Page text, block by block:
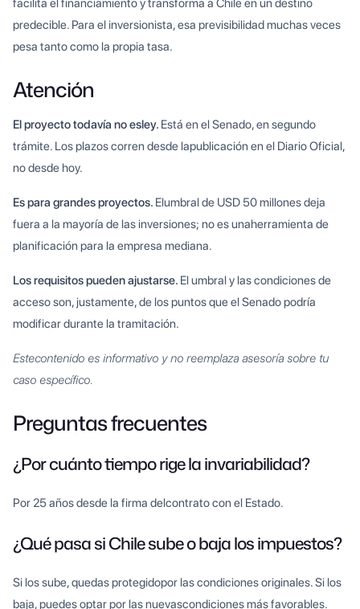
facilita el financiamiento y transforma a Chile en un destino
predecible. Para el inversionista, esa previsibilidad muchas veces
pesa tanto como la propia tasa.
Atención
El proyecto todavía no esley. Está en el Senado, en segundo
trámite. Los plazos corren desde lapublicación en el Diario Oficial,
no desde hoy.
Es para grandes proyectos. Elumbral de USD 50 millones deja
fuera a la mayoría de las inversiones; no es unaherramienta de
planificación para la empresa mediana.
Los requisitos pueden ajustarse. El umbral y las condiciones de
acceso son, justamente, de los puntos que el Senado podría
modificar durante la tramitación.
Estecontenido es informativo y no reemplaza asesoría sobre tu
caso específico.
Preguntas frecuentes
¿Por cuánto tiempo rige la invariabilidad?
Por 25 años desde la firma delcontrato con el Estado.
¿Qué pasa si Chile sube o baja los impuestos?
Si los sube, quedas protegidopor las condiciones originales. Si los
baja, puedes optar por las nuevascondiciones más favorables.